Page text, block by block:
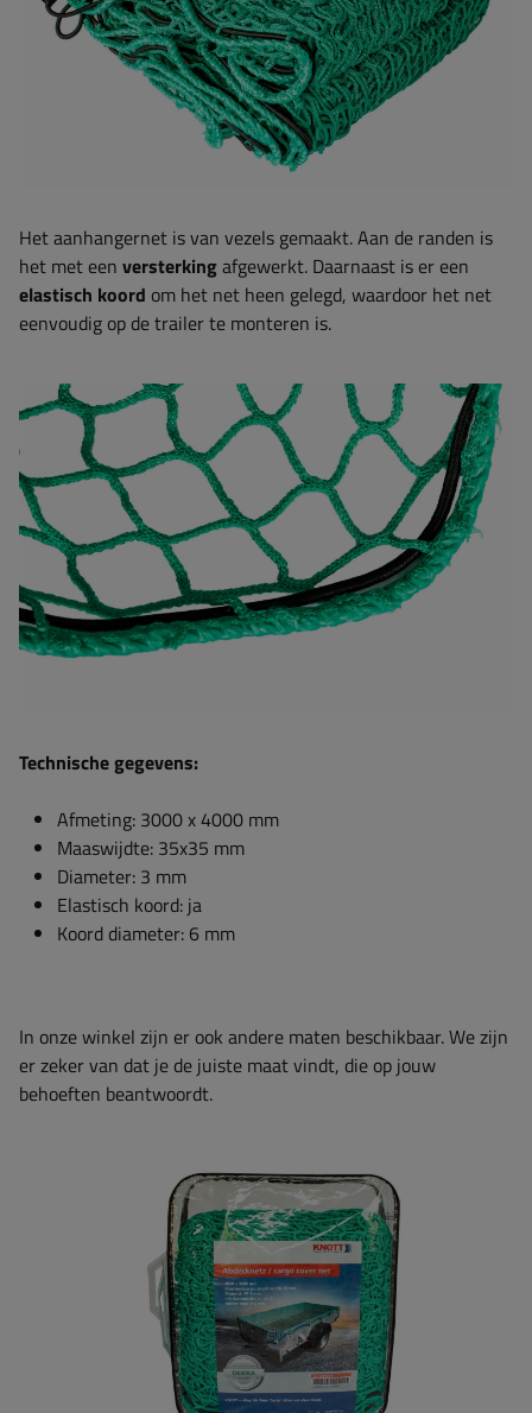
Het aanhangernet is van vezels gemaakt. Aan de randen is
het met een versterkingafgewerkt. Daarnaast is er een
elastisch koord om het net heen gelegd, waardoor het net
eenvoudig op de trailer te monteren is.
Technische gegevens:
Afmeting: 3000 x 4000 mm
Maaswijdte: 35x35 mm
Diameter: 3 mm
Elastisch koord: ja
Koord diameter: 6 mm
In onze winkel zijn er ook andere maten beschikbaar. We zijn
er zeker van dat je de juiste maat vindt, die op jouw
behoeften beantwoordt.